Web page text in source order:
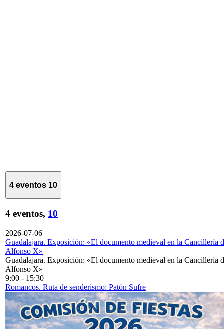
4 eventos 10
4 eventos, 10
2026-07-06
Guadalajara. Exposición: «El documento medieval en la Cancillería
Alfonso X»
Guadalajara. Exposición: «El documento medieval en la Cancillería
Alfonso X»
9:00 - 15:30
Romancos. Ruta de senderismo: Patón Sufre